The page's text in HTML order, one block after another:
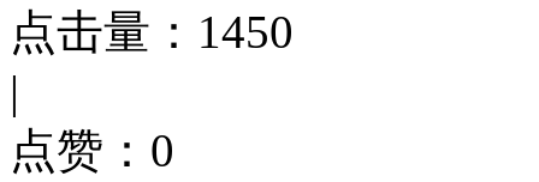
点击量： 1450
|
点赞： 0